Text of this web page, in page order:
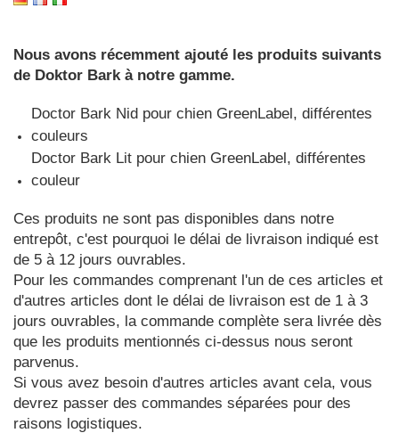
Nous avons récemment ajouté les produits suivants
de Doktor Bark à notre gamme.
Doctor Bark Nid pour chien GreenLabel, différentes
couleurs
Doctor Bark Lit pour chien GreenLabel, différentes
couleur
Ces produits ne sont pas disponibles dans notre
entrepôt, c'est pourquoi le délai de livraison indiqué est
de 5 à 12 jours ouvrables.
Pour les commandes comprenant l'un de ces articles et
d'autres articles dont le délai de livraison est de 1 à 3
jours ouvrables, la commande complète sera livrée dès
que les produits mentionnés ci-dessus nous seront
parvenus.
Si vous avez besoin d'autres articles avant cela, vous
devrez passer des commandes séparées pour des
raisons logistiques.